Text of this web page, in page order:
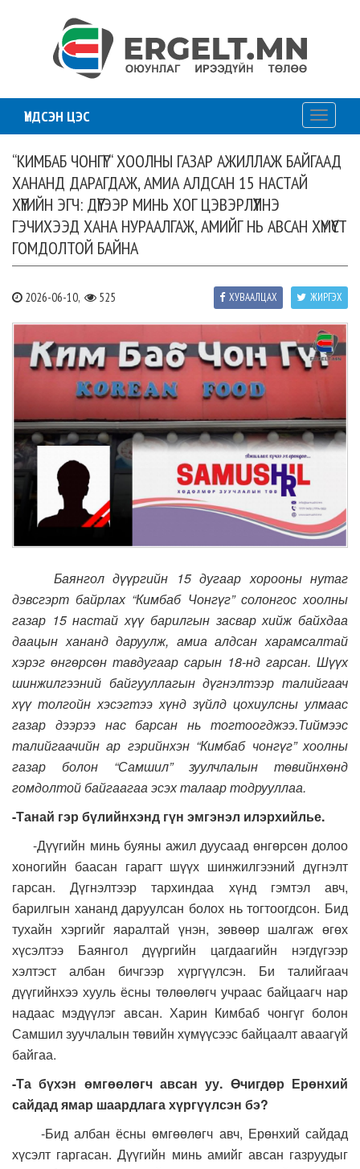
ҮНДСЭН ЦЭС
Toggle
“КИМБАБ ЧОНГҮГ“ ХООЛНЫ ГАЗАР АЖИЛЛАЖ БАЙГААД
ХАНАНД ДАРАГДАЖ, АМИА АЛДСАН 15 НАСТАЙ
ХҮҮГИЙН ЭГЧ: ДҮҮГЭЭР МИНЬ ХОГ ЦЭВЭРЛҮҮЛНЭ
ГЭЧИХЭЭД ХАНА НУРААЛГАЖ, АМИЙГ НЬ АВСАН ХҮМҮҮСТ
ГОМДОЛТОЙ БАЙНА
2026-06-10, 525 ЖИРГЭХ
ХУВААЛЦАХ
Баянгол дүүргийн 15 дугаар хорооны нутаг
дэвсгэрт байрлах “Кимбаб Чонгүг” солонгос хоолны
газар 15 настай хүү барилгын засвар хийж байхдаа
даацын хананд даруулж, амиа алдсан харамсалтай
хэрэг өнгөрсөн тавдугаар сарын 18-нд гарсан. Шүүх
шинжилгээний байгууллагын дүгнэлтээр талийгаач
хүү толгойн хэсэгтээ хүнд зүйлд цохиулсны улмаас
газар дээрээ нас барсан нь тогтоогджээ.Тиймээс
талийгаачийн ар гэрийнхэн “Кимбаб чонгүг” хоолны
газар болон “Самшил” зуулчлалын төвийнхөнд
гомдолтой байгаагаа эсэх талаар тодрууллаа.
-Танай гэр бүлийнхэнд гүн эмгэнэл илэрхийлье.
-Дүүгийн минь буяны ажил дуусаад өнгөрсөн долоо
хоногийн баасан гарагт шүүх шинжилгээний дүгнэлт
гарсан. Дүгнэлтээр тархиндаа хүнд гэмтэл авч,
барилгын хананд даруулсан болох нь тогтоогдсон. Бид
тухайн хэргийг яаралтай үнэн, зөвөөр шалгаж өгөх
хүсэлтээ Баянгол дүүргийн цагдаагийн нэгдүгээр
хэлтэст албан бичгээр хүргүүлсэн. Би талийгаач
дүүгийнхээ хууль ёсны төлөөлөгч учраас байцаагч нар
надаас мэдүүлэг авсан. Харин Кимбаб чонгүг болон
Самшил зуучлалын төвийн хүмүүсээс байцаалт аваагүй
байгаа.
-Та бүхэн өмгөөлөгч авсан уу. Өчигдөр Ерөнхий
сайдад ямар шаардлага хүргүүлсэн бэ?
-Бид албан ёсны өмгөөлөгч авч, Ерөнхий сайдад
хүсэлт гаргасан. Дүүгийн минь амийг авсан газруудыг